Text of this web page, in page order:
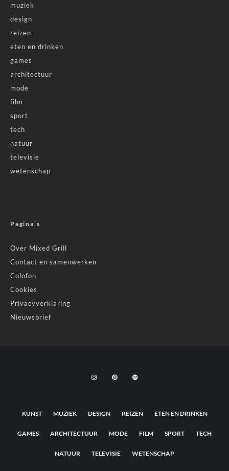
muziek
design
reizen
eten en drinken
games
architectuur
mode
film
sport
tech
natuur
televisie
wetenschap
Pagina’s
Over Mixed Grill
Contact en samenwerken
Colofon
Cookies
Privacyverklaring
Nieuwsbrief
KUNST MUZIEK DESIGN REIZEN ETEN EN DRINKEN
GAMES ARCHITECTUUR MODE FILM SPORT TECH
NATUUR TELEVISIE WETENSCHAP